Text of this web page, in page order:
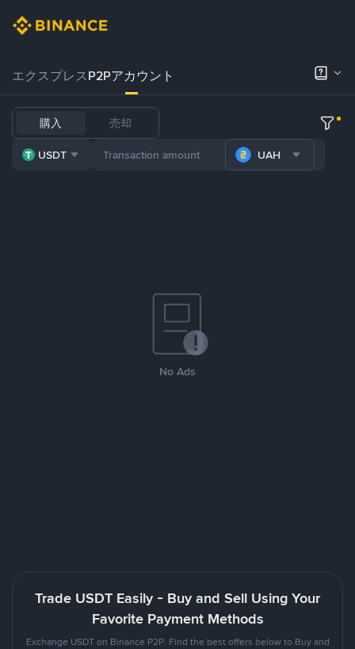
エクスプレスP2Pアカウント
購入 売却
USDT UAH
No Ads
Trade USDT Easily - Buy and Sell Using Your
Favorite Payment Methods
Exchange USDT on Binance P2P. Find the best offers below to Buy and